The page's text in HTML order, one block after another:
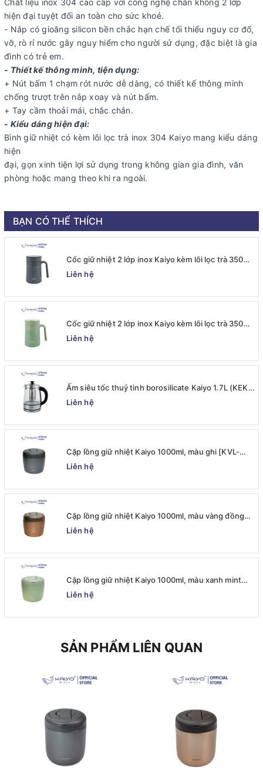
Chất liệu inox 304 cao cấp với công nghệ chân không 2 lớp
hiện đại tuyệt đối an toàn cho sức khoẻ.
- Nắp có gioăng silicon bền chắc hạn chế tối thiểu nguy cơ đổ,
vỡ, rò rỉ nước gây nguy hiểm cho người sử dụng, đặc biệt là gia
đình có trẻ em.
- Thiết kế thông minh, tiện dụng:
+ Nút bấm 1 chạm rót nước dễ dàng, có thiết kế thông minh
chống trượt trên nắp xoay và nút bấm.
+ Tay cầm thoải mái, chắc chắn.
- Kiểu dáng hiện đại:
Bình giữ nhiệt có kèm lõi lọc trà inox 304 Kaiyo mang kiểu dáng
hiện
đại, gọn xinh tiện lợi sử dụng trong không gian gia đình, văn
phòng hoặc mang theo khi ra ngoài.
BẠN CÓ THỂ THÍCH
Cốc giữ nhiệt 2 lớp inox Kaiyo kèm lõi lọc trà 350ml,
màu ghi [mã KTM-6667]
Liên hệ
Cốc giữ nhiệt 2 lớp inox Kaiyo kèm lõi lọc trà 350ml,
màu xanh mint [mã KTM-6650]
Liên hệ
Ấm siêu tốc thuỷ tinh borosilicate Kaiyo 1.7L (KEK-
062)
Liên hệ
Cặp lồng giữ nhiệt Kaiyo 1000ml, màu ghi [KVL-
6537]
Liên hệ
Cặp lồng giữ nhiệt Kaiyo 1000ml, màu vàng đồng
[KVL-6520]
Liên hệ
Cặp lồng giữ nhiệt Kaiyo 1000ml, màu xanh mint
[mã KVL-6513]
Liên hệ
SẢN PHẨM LIÊN QUAN